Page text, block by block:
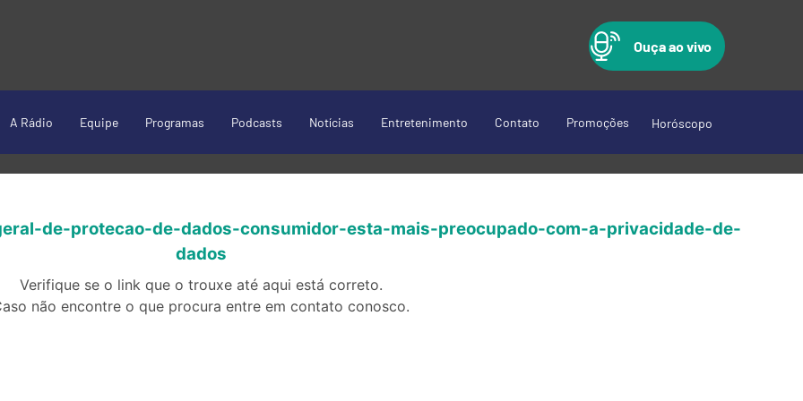
Ouça ao vivo
A Rádio Equipe Programas Podcasts Notícias Entretenimento Contato Promoções Horóscopo
de-protecao-de-dados-consumidor-esta-mais-preocupado-com-a-privacidade-de-
dados
Verifique se o link que o trouxe até aqui está correto.
não encontre o que procura entre em contato conosco.